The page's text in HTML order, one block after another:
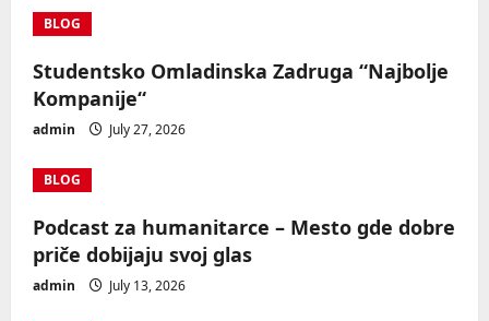
BLOG
Studentsko Omladinska Zadruga “Najbolje
Kompanije“
admin July 27, 2026
BLOG
Podcast za humanitarce – Mesto gde dobre
priče dobijaju svoj glas
admin July 13, 2026